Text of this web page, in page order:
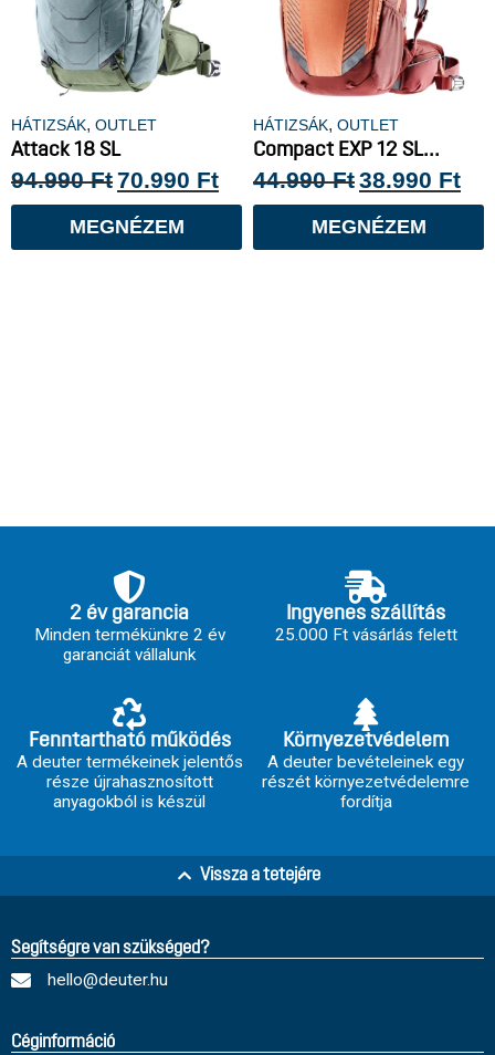
HÁTIZSÁK, OUTLET
Attack 18 SL
94.990Ft70.990 Ft
MEGNÉZEM
HÁTIZSÁK, OUTLET
Compact EXP 12 SL...
44.990Ft38.990 Ft
MEGNÉZEM
2 év garancia
Minden termékünkre 2 év
garanciát vállalunk
Ingyenes szállítás
25.000 Ft vásárlás felett
Fenntartható működés
A deuter termékeinek jelentős
része újrahasznosított
anyagokból is készül
Környezetvédelem
A deuter bevételeinek egy
részét környezetvédelemre
fordítja
Vissza a tetejére
Segítségre van szükséged?
hello@deuter.hu
Céginformáció